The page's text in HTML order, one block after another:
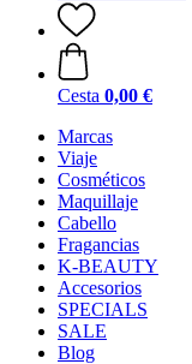
Cesta 0,00 €
Marcas
Viaje
Cosméticos
Maquillaje
Cabello
Fragancias
K-BEAUTY
Accesorios
SPECIALS
SALE
Blog